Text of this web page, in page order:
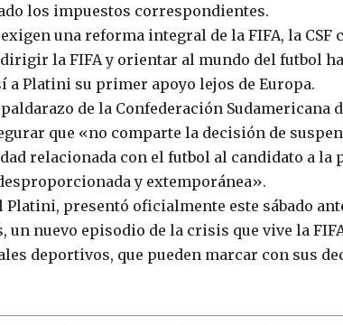
los impuestos correspondientes.
una reforma integral de la FIFA, la CSF
la FIFA y orientar al mundo del futbol
a Platini su primer apoyo lejos de Europa.
de la Confederación Sudamericana
que «no comparte la decisión de
relacionada con el futbol al candidato a la
y extemporánea».
Platini, presentó oficialmente este sábado
un nuevo episodio de la crisis que vive la
deportivos, que pueden marcar con sus